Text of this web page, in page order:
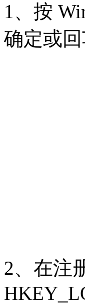
1、按
确定或
2、在注